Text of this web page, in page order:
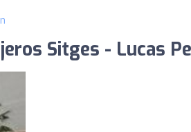
Sitges - Lucas